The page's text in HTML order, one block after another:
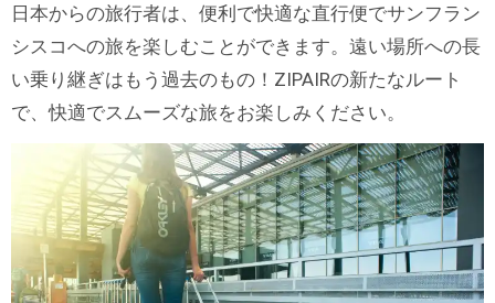
日本からの旅行者は、便利で快適な直行便でサンフラン
シスコへの旅を楽しむことができます。遠い場所への長
い乗り継ぎはもう過去のもの！ZIPAIRの新たなルート
で、快適でスムーズな旅をお楽しみください。